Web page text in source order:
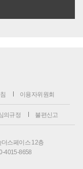
이용자위원회
의규정 불편신고
스페이스 12층
4015-8658